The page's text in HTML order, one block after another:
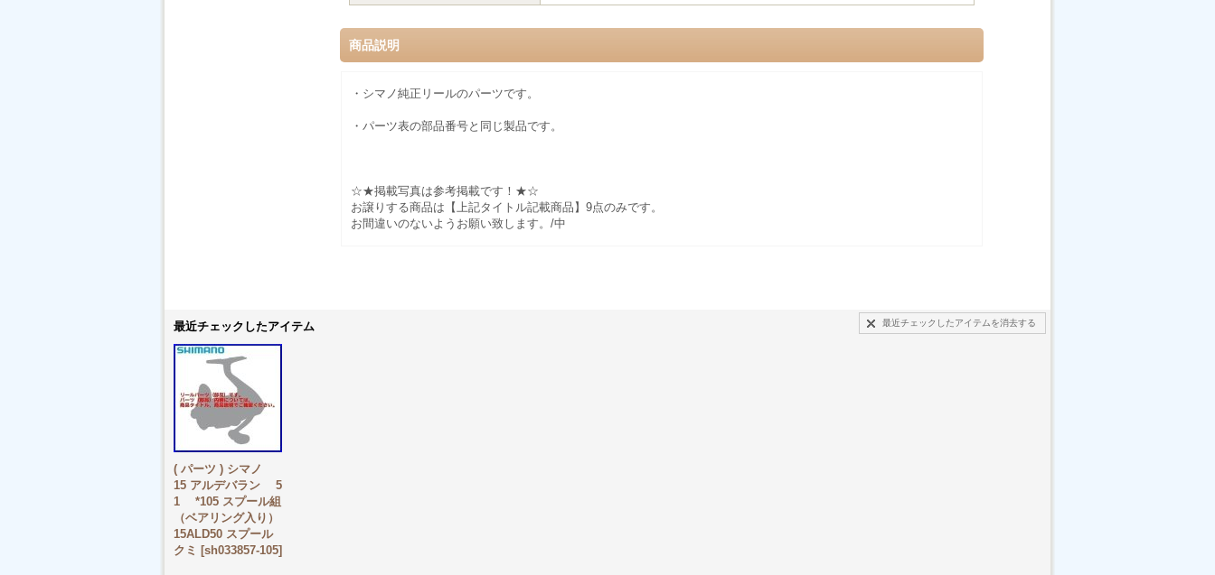
商品説明
・シマノ純正リールのパーツです。
・パーツ表の部品番号と同じ製品です。
☆★掲載写真は参考掲載です！★☆
お譲りする商品は【上記タイトル記載商品】9点のみです。
お間違いのないようお願い致します。/中
最近チェックしたアイテム 最近チェックしたアイテムを消去する
( パーツ ) シマノ
15 アルデバラン 5
1 *105 スプール組
（ベアリング入り）
15ALD50 スプール
クミ [sh033857-105]